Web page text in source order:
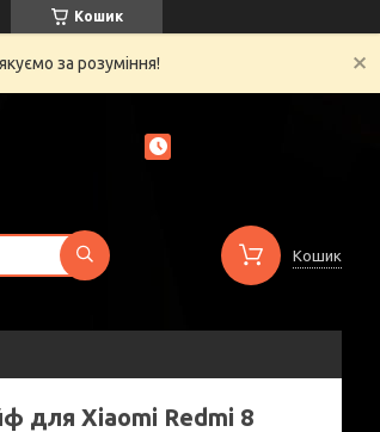
Кошик
за розуміння!
Кошик
для Xiaomi Redmi 8